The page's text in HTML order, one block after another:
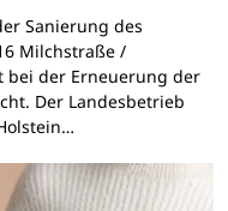
Sanierung des
Milchstraße /
bei der Erneuerung der
Der Landesbetrieb